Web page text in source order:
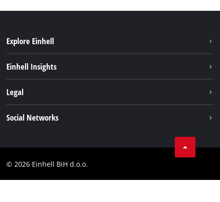
Explore Einhell
Usluge
Einhell Insights
Einhell globalno
Legal
Compliance
Social Networks
YouТube
© 2026 Einhell BiH d.o.o.